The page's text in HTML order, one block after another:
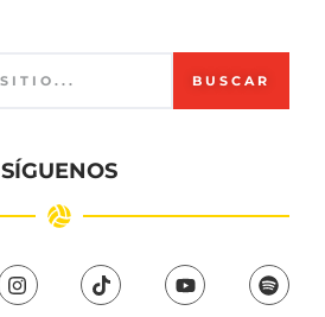
BUSCAR
SÍGUENOS